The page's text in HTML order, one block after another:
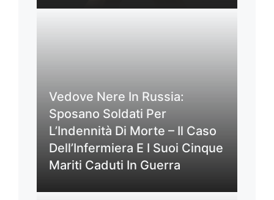
Vedove Nere In Russia:
Sposano Soldati Per
L’Indennità Di Morte – Il Caso
Dell’Infermiera E I Suoi Cinque
Mariti Caduti In Guerra